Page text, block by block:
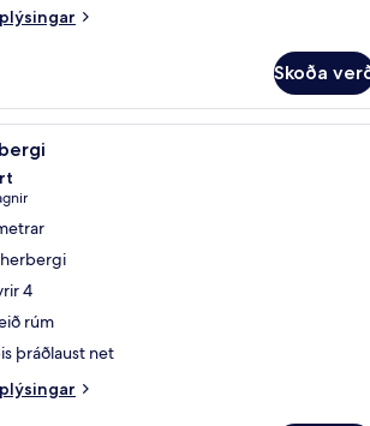
Skoða
Lúxusherbergi |
4
rúm
þráðlaust net